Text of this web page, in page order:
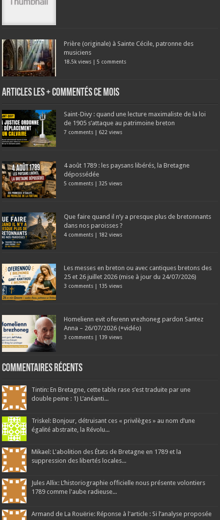
Prière (originale) à Sainte Cécile, patronne des
musiciens
18.5k views |5 comments
Articles les + commentés ce mois
Saint-Divy : quand une lecture maximaliste de la loi
de 1905 s’attaque au patrimoine breton
7 comments | 622 views
4 août 1789 : les paysans libérés, la Bretagne
dépossédée
5 comments | 325 views
Que faire quand il n’y a presque plus de bretonnants
dans nos paroisses ?
4 comments | 182 views
Les messes en breton ou avec cantiques bretons des
25 et 26 juillet 2026 (mise à jour du 24/07/2026)
3 comments | 135 views
Homelienn evit oferenn vrezhoneg pardon Santez
Anna – 26/07/2026 (+vidéo)
3 comments | 139 views
Commentaires récents
Tintin: En Bretagne, cette table rase s’est traduite par une
double peine : 1) L’anéanti...
Triskel: Bonjour, détruisant ces « privilèges » au nom d’une
égalité abstraite, la Révolu...
Mikael: L'abolition des États de Bretagne en 1789 et la
suppression des libertés locales...
Jules Allix: L’historiographie officielle nous présente volontiers
1789 comme l'aube radieuse...
Armand de La Rouërie: Réponse à l'article : Si l’analyse proposée